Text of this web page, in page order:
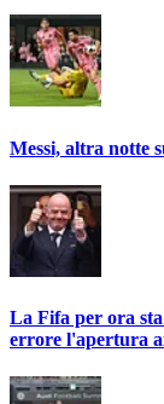
Messi, altra notte
La Fifa per ora
errore l'apertura